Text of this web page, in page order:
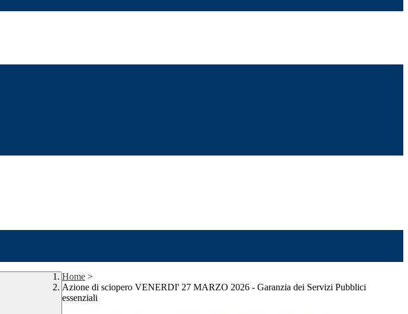
Home >
Azione di sciopero VENERDI' 27 MARZO 2026 - Garanzia dei Servizi Pubblici
essenziali